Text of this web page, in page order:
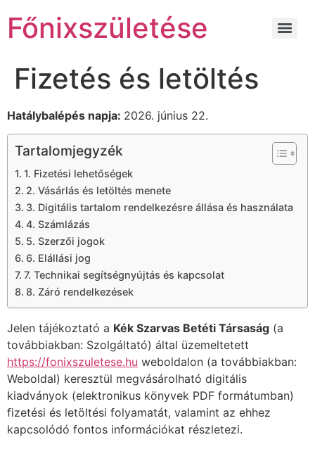
Főnixszületése
Fizetés és letöltés
Hatálybalépés napja: 2026. június 22.
Tartalomjegyzék
1. Fizetési lehetőségek
2. Vásárlás és letöltés menete
3. Digitális tartalom rendelkezésre állása és használata
4. Számlázás
5. Szerzői jogok
6. Elállási jog
7. Technikai segítségnyújtás és kapcsolat
8. Záró rendelkezések
Jelen tájékoztató a Kék Szarvas Betéti Társaság (a
továbbiakban: Szolgáltató) által üzemeltetett
https://fonixszuletese.hu weboldalon (a továbbiakban:
Weboldal) keresztül megvásárolható digitális
kiadványok (elektronikus könyvek PDF formátumban)
fizetési és letöltési folyamatát, valamint az ehhez
kapcsolódó fontos információkat részletezi.